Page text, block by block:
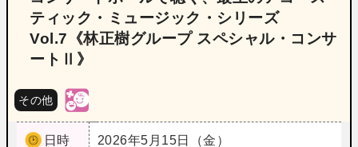
ティック・ミュージック・シリーズ
Vol.7《林正樹グループ スペシャル・コンサ
ートⅡ》
その他
日時
2026年5月15日（金）